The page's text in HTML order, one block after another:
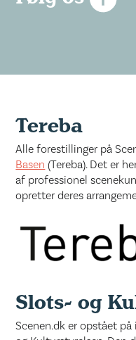
Tereba
Alle forestillinger på
Basen (Tereba). Det er
af professionel
opretter deres
Slots- og
Scenen.dk er opstået